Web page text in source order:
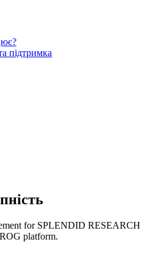
підтримка
for SPLENDID RESEARCH
platform.